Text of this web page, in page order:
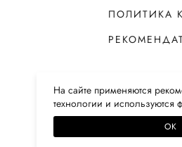
ПОЛИТИКА
На сайте применяются
технологии и используются
ОК